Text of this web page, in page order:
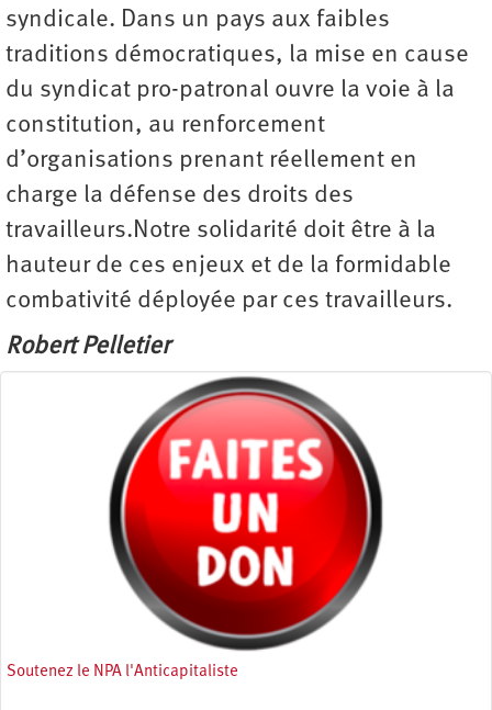
syndicale. Dans un pays aux faibles
traditions démocratiques, la mise en cause
du syndicat pro-patronal ouvre la voie à la
constitution, au renforcement
d’organisations prenant réellement en
charge la défense des droits des
travailleurs.Notre solidarité doit être à la
hauteur de ces enjeux et de la formidable
combativité déployée par ces travailleurs.
Robert Pelletier
Soutenez le NPA l'Anticapitaliste